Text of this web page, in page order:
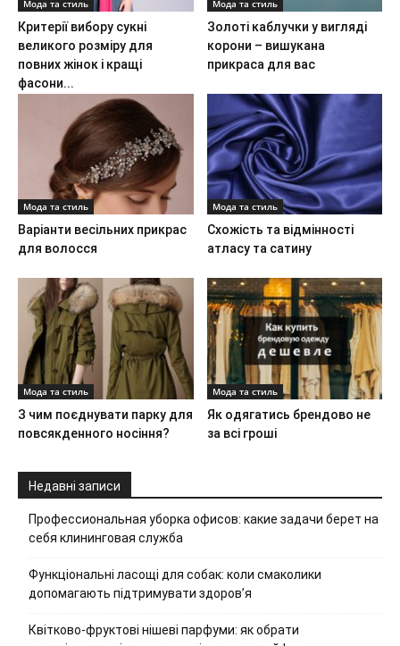
Мода та стиль
Критерії вибору сукні
великого розміру для
повних жінок і кращі
фасони...
Мода та стиль
Золоті каблучки у вигляді
корони – вишукана
прикраса для вас
Мода та стиль
Варіанти весільних прикрас
для волосся
Мода та стиль
Схожість та відмінності
атласу та сатину
Мода та стиль
З чим поєднувати парку для
повсякденного носіння?
Мода та стиль
Як одягатись брендово не
за всі гроші
Недавні записи
Профессиональная уборка офисов: какие задачи берет на
себя клининговая служба
Функціональні ласощі для собак: коли смаколики
допомагають підтримувати здоров’я
Квітково-фруктові нішеві парфуми: як обрати